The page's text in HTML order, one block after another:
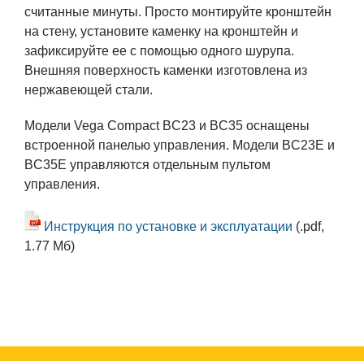
считанные минуты. Просто монтируйте кронштейн
на стену, установите каменку на кронштейн и
зафиксируйте ее с помощью одного шурупа.
Внешняя поверхность каменки изготовлена из
нержавеющей стали.
Модели Vega Compact BC23 и BC35 оснащены
встроенной панелью управления. Модели BC23E и
BC35E управляются отдельным пультом
управления.
Инструкция по установке и эксплуатации (.pdf,
1.77 Мб)